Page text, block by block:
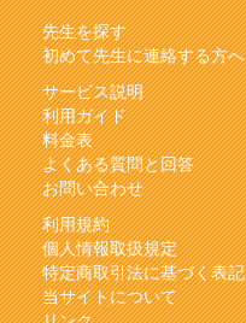
先生を探す
初めて先生に連絡する方へ
サービス説明
利用ガイド
料金表
よくある質問と回答
お問い合わせ
利用規約
個人情報取扱規定
特定商取引法に基づく表記
当サイトについて